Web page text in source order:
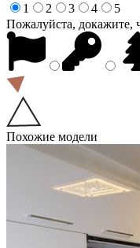
1
2 3 4
5
Пожалуйста, докажите,
Похожие модели